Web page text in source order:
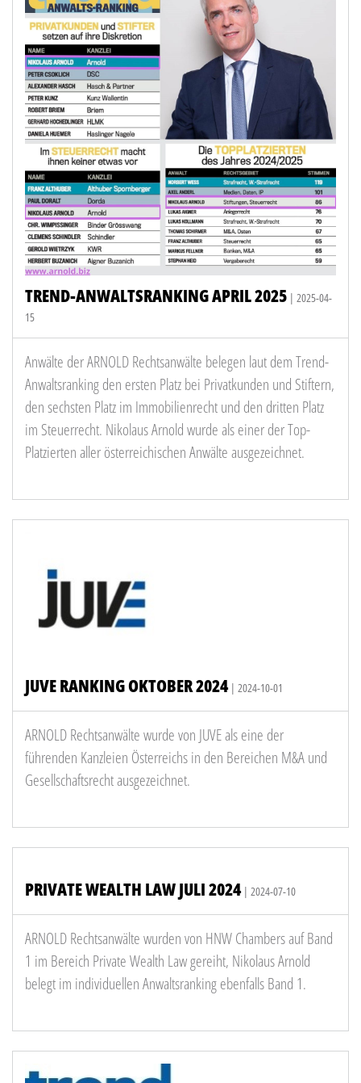
TREND-ANWALTSRANKING APRIL 2025 | 2025-04-
15
Anwälte der ARNOLD Rechtsanwälte belegen laut dem Trend-
Anwaltsranking den ersten Platz bei Privatkunden und Stiftern,
den sechsten Platz im Immobilienrecht und den dritten Platz
im Steuerrecht. Nikolaus Arnold wurde als einer der Top-
Platzierten aller österreichischen Anwälte ausgezeichnet.
JUVE RANKING OKTOBER 2024| 2024-10-01
ARNOLD Rechtsanwälte wurde von JUVE als eine der
führenden Kanzleien Österreichs in den Bereichen M&A und
Gesellschaftsrecht ausgezeichnet.
PRIVATE WEALTH LAW JULI 2024| 2024-07-10
ARNOLD Rechtsanwälte wurden von HNW Chambers auf Band
1 im Bereich Private Wealth Law gereiht, Nikolaus Arnold
belegt im individuellen Anwaltsranking ebenfalls Band 1.